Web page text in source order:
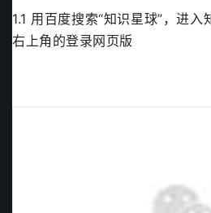
1.1 用百度搜索“知识星球”，进
右上角的登录网页版